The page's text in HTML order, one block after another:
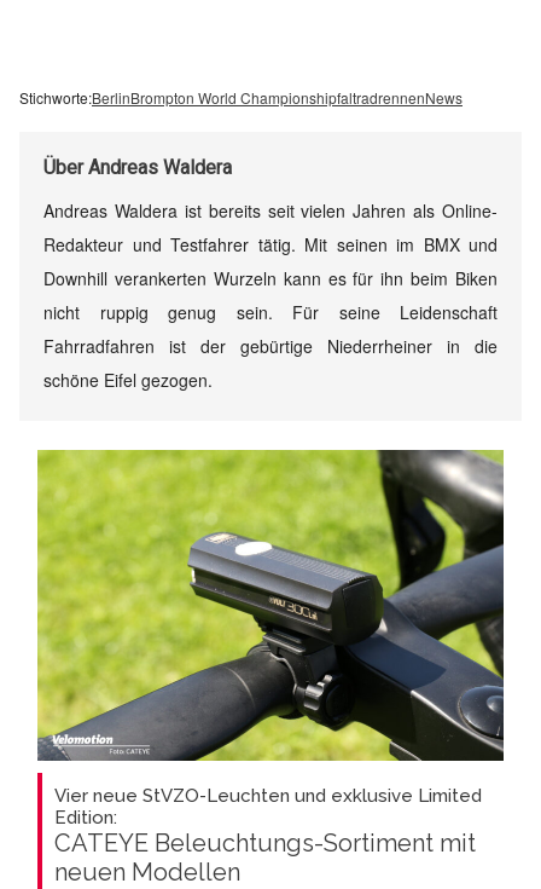
Stichworte:BerlinBrompton World ChampionshipfaltradrennenNews
ÜberAndreas Waldera
Andreas Waldera ist bereits seit vielen Jahren als Online-
Redakteur und Testfahrer tätig. Mit seinen im BMX und
Downhill verankerten Wurzeln kann es für ihn beim Biken
nicht ruppig genug sein. Für seine Leidenschaft
Fahrradfahren ist der gebürtige Niederrheiner in die
schöne Eifel gezogen.
Vier neue StVZO-Leuchten und exklusive Limited
Edition:
CATEYE Beleuchtungs-Sortiment mit
neuen Modellen